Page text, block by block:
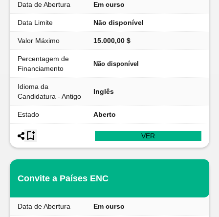
Data de Abertura Em curso
Data Limite Não disponível
Valor Máximo 15.000,00 $
Percentagem de
Financiamento
Não disponível
Idioma da
Candidatura - Antigo
Inglês
Estado Aberto
VER
Convite a Países ENC
Data de Abertura Em curso